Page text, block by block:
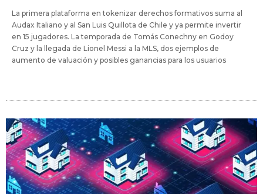
La primera plataforma en tokenizar derechos formativos suma al
Audax Italiano y al San Luis Quillota de Chile y ya permite invertir
en 15 jugadores. La temporada de Tomás Conechny en Godoy
Cruz y la llegada de Lionel Messi a la MLS, dos ejemplos de
aumento de valuación y posibles ganancias para los usuarios